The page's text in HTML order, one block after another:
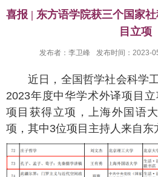
喜报 | 东方语学院获三个国家
目立项
发布者：李卫峰 发布时间：2023-
近日，全国哲学社会科学
2023年度中华学术外译项目
项目获得立项，上海外国语
项，其中3位项目主持人来自东